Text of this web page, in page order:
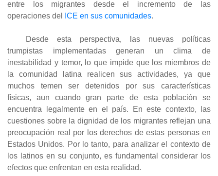
entre los migrantes desde el incremento de las
operaciones del
ICE en sus comunidades.
Desde esta perspectiva, las nuevas políticas
trumpistas implementadas generan un clima de
inestabilidad y temor, lo que impide que los miembros de
la comunidad latina realicen sus actividades, ya que
muchos temen ser detenidos por sus características
físicas, aun cuando gran parte de esta población se
encuentra legalmente en el país. En este contexto, las
cuestiones sobre la dignidad de los migrantes reflejan una
preocupación real por los derechos de estas personas en
Estados Unidos. Por lo tanto, para analizar el contexto de
los latinos en su conjunto, es fundamental considerar los
efectos que enfrentan en esta realidad.